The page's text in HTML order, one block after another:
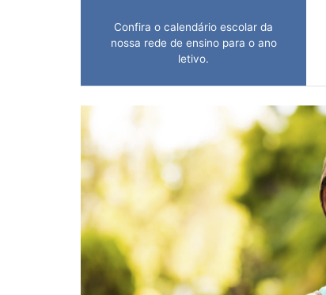
Confira o calendário escolar da
nossa rede de ensino para o ano
letivo.